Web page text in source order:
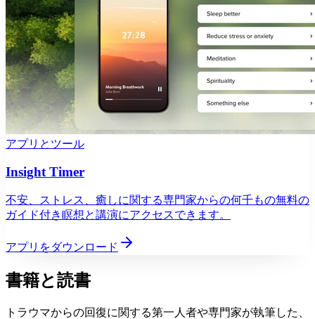
アプリとツール
Insight Timer
不安、ストレス、癒しに関する専門家からの何千もの無料の
ガイド付き瞑想と講演にアクセスできます。
アプリをダウンロード
書籍と読書
トラウマからの回復に関する第一人者や専門家が執筆した、